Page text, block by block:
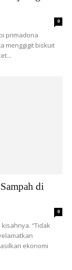
0
primadona
menggigit biskuit
di
0
“Tidak
ekonomi